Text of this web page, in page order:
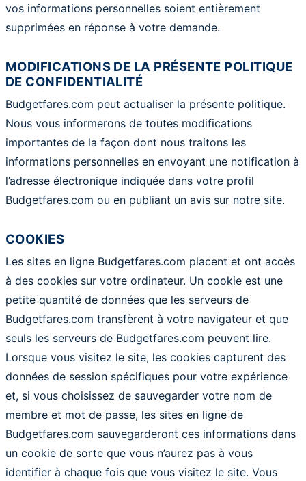
vos informations personnelles soient entièrement
supprimées en réponse à votre demande.
MODIFICATIONS DE LA PRÉSENTE POLITIQUE
DE CONFIDENTIALITÉ
Budgetfares.com peut actualiser la présente politique.
Nous vous informerons de toutes modifications
importantes de la façon dont nous traitons les
informations personnelles en envoyant une notification à
l’adresse électronique indiquée dans votre profil
Budgetfares.com ou en publiant un avis sur notre site.
COOKIES
Les sites en ligne Budgetfares.com placent et ont accès
à des cookies sur votre ordinateur. Un cookie est une
petite quantité de données que les serveurs de
Budgetfares.com transfèrent à votre navigateur et que
seuls les serveurs de Budgetfares.com peuvent lire.
Lorsque vous visitez le site, les cookies capturent des
données de session spécifiques pour votre expérience
et, si vous choisissez de sauvegarder votre nom de
membre et mot de passe, les sites en ligne de
Budgetfares.com sauvegarderont ces informations dans
un cookie de sorte que vous n’aurez pas à vous
identifier à chaque fois que vous visitez le site. Vous